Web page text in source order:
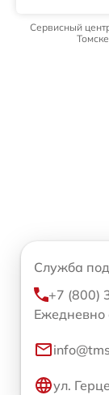
Сервисный
Томске
Служба
+7 (800)
Ежедневно
ул.